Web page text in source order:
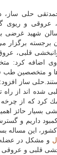
حلی ساز،
عروقی و ریوی
و دوازدهم بهمن ۹۷ در سالن
برجسته برگزار
قلبی،
اضافه كرد:
ها و متخصصین طب
ساز افزود:
شده اند از راه
كرد كه از
بسیار
كمبود داریم و
این مساله
و مشكل در عضله
قلبی و